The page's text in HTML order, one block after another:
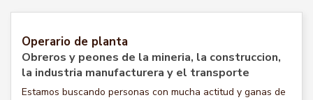
Operario de planta
Obreros y peones de la mineria, la construccion,
la industria manufacturera y el transporte
Estamos buscando personas con mucha actitud y ganas de